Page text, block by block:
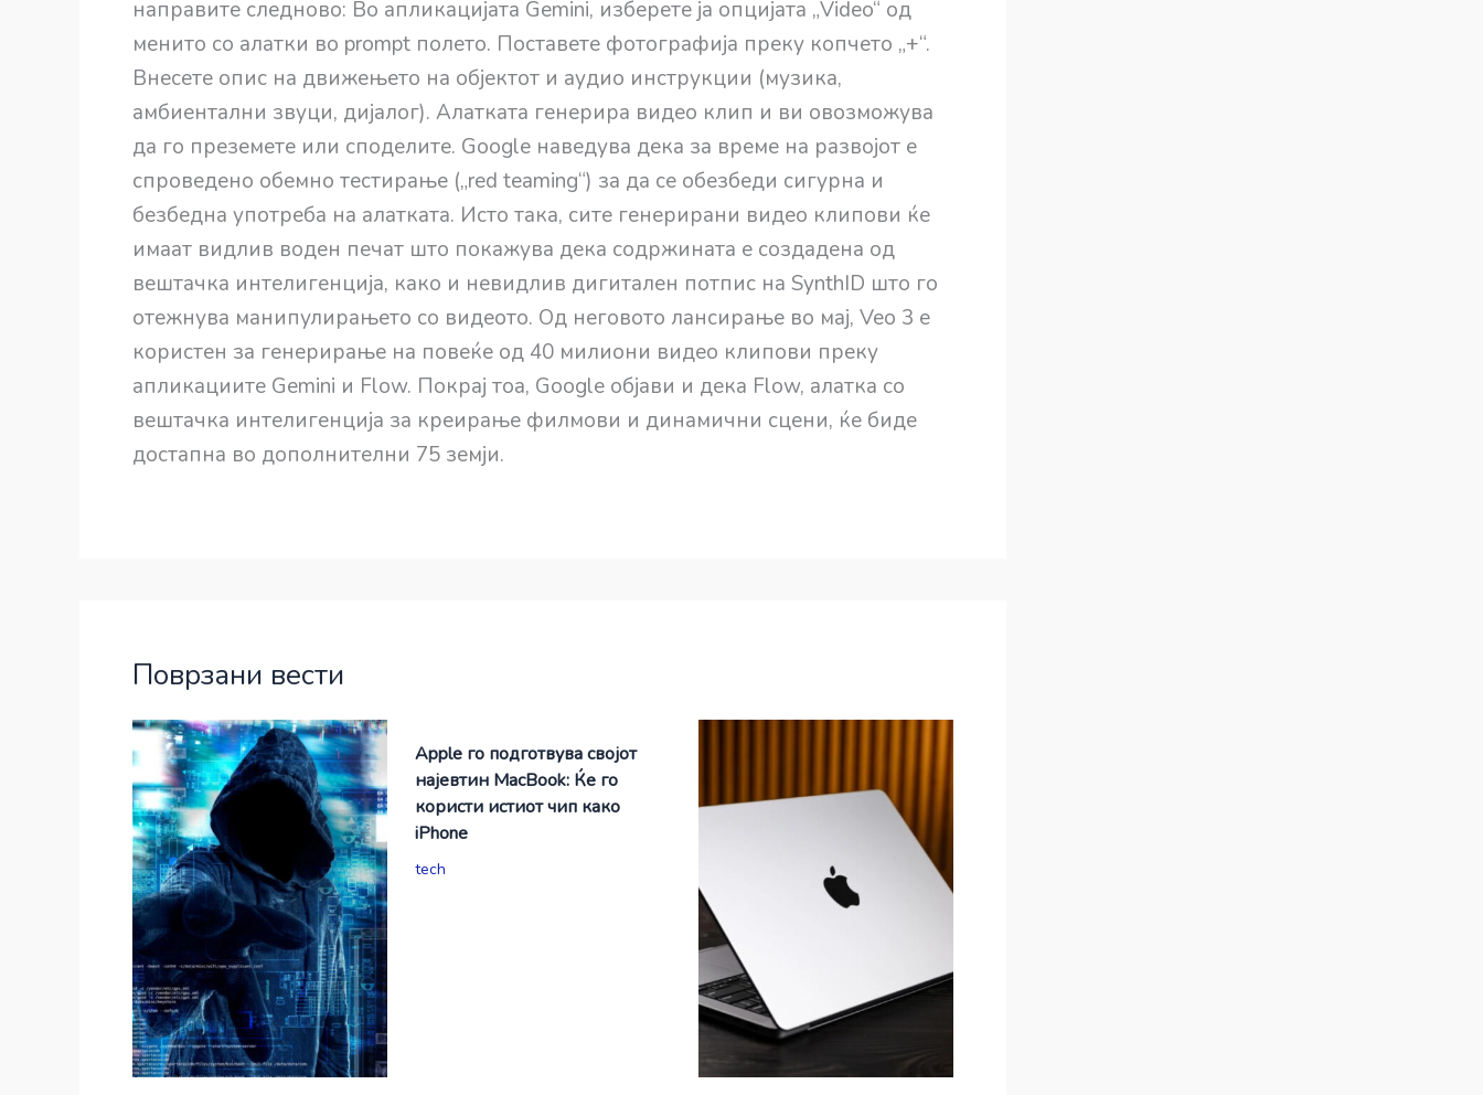
направите следново: Во апликацијата Gemini, изберете ја опцијата „Video“ од
менито со алатки во prompt полето. Поставете фотографија преку копчето „+“.
Внесете опис на движењето на објектот и аудио инструкции (музика,
амбиентални звуци, дијалог). Алатката генерира видео клип и ви овозможува
да го преземете или споделите. Google наведува дека за време на развојот е
спроведено обемно тестирање („red teaming“) за да се обезбеди сигурна и
безбедна употреба на алатката. Исто така, сите генерирани видео клипови ќе
имаат видлив воден печат што покажува дека содржината е создадена од
вештачка интелигенција, како и невидлив дигитален потпис на SynthID што го
отежнува манипулирањето со видеото. Од неговото лансирање во мај, Veo 3 е
користен за генерирање на повеќе од 40 милиони видео клипови преку
апликациите Gemini и Flow. Покрај тоа, Google објави и дека Flow, алатка со
вештачка интелигенција за креирање филмови и динамични сцени, ќе биде
достапна во дополнителни 75 земји.
Поврзани вести
Apple го подготвува својот
најевтин MacBook: Ќе го
користи истиот чип како
iPhone
tech